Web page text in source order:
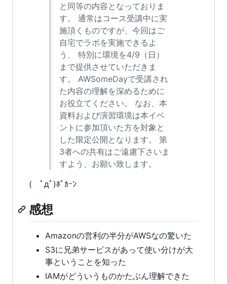
と同等の内容となっておりま
す。 通常はコース受講中に実
施頂くものですが、今回はご
自宅でラボを実施できるよ
う、 特別に環境を4/9（日）
まで提供させていただきま
す。 AWSomeDayで受講され
た内容の理解を深めるために
お役立てください。 なお、本
資料および演習環境は本イベ
ントに参加頂いた方を対象と
した限定公開となります。 第
3者への共有はご遠慮下さいま
すよう、お願い致します。
( ﾟдﾟ)ﾎﾟｶｰﾝ
感想
Amazonの営利の半分がAWSなの驚いた
S3に兄弟サービスがあって使い分けが大
事ということを知った
IAMがどういうものかたぶん理解できた